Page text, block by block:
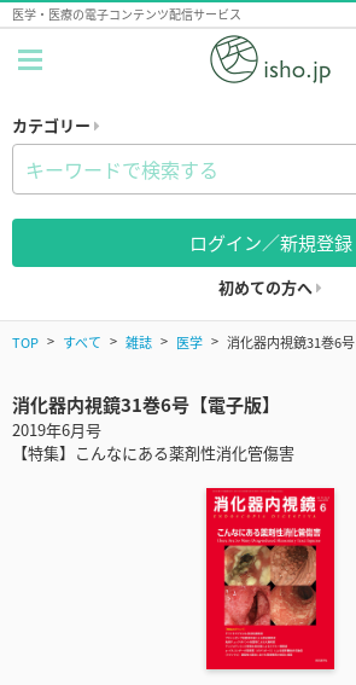
医学・医療の電子コンテンツ配信サービス
カテゴリー
ログイン／新規登録
初めての方へ
TOP すべて 雑誌 医学 消化器内視鏡31巻6号
消化器内視鏡31巻6号【電子版】
2019年6月号
【特集】こんなにある薬剤性消化管傷害